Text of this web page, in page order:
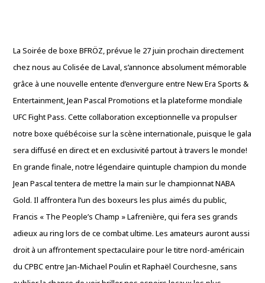
La Soirée de boxe BFRÖZ, prévue le 27 juin prochain directement
chez nous au Colisée de Laval, s’annonce absolument mémorable
grâce à une nouvelle entente d’envergure entre New Era Sports &
Entertainment, Jean Pascal Promotions et la plateforme mondiale
UFC Fight Pass. Cette collaboration exceptionnelle va propulser
notre boxe québécoise sur la scène internationale, puisque le gala
sera diffusé en direct et en exclusivité partout à travers le monde!
En grande finale, notre légendaire quintuple champion du monde
Jean Pascal tentera de mettre la main sur le championnat NABA
Gold. Il affrontera l’un des boxeurs les plus aimés du public,
Francis « The People’s Champ » Lafrenière, qui fera ses grands
adieux au ring lors de ce combat ultime. Les amateurs auront aussi
droit à un affrontement spectaculaire pour le titre nord-américain
du CPBC entre Jan-Michael Poulin et Raphaël Courchesne, sans